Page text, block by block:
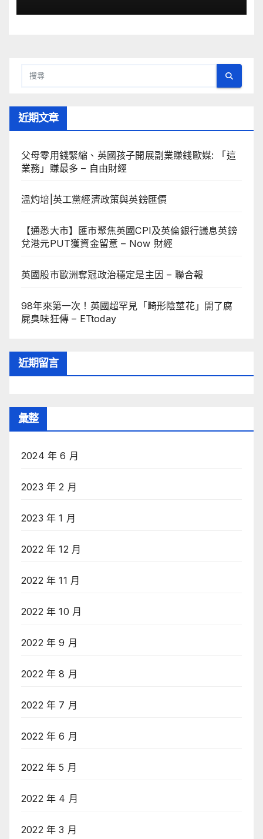
近期文章
父母零用錢緊縮、英國孩子開展副業賺錢歐媒: 「這
業務」賺最多 – 自由財經
溫灼培|英工黨經濟政策與英鎊匯價
【通悉大市】匯市聚焦英國CPI及英倫銀行議息英鎊
兌港元PUT獲資金留意 – Now 財經
英國股市歐洲奪冠政治穩定是主因 – 聯合報
98年來第一次！英國超罕見「畸形陰莖花」開了腐
屍臭味狂傳 – ETtoday
近期留言
彙整
2024 年 6 月
2023 年 2 月
2023 年 1 月
2022 年 12 月
2022 年 11 月
2022 年 10 月
2022 年 9 月
2022 年 8 月
2022 年 7 月
2022 年 6 月
2022 年 5 月
2022 年 4 月
2022 年 3 月